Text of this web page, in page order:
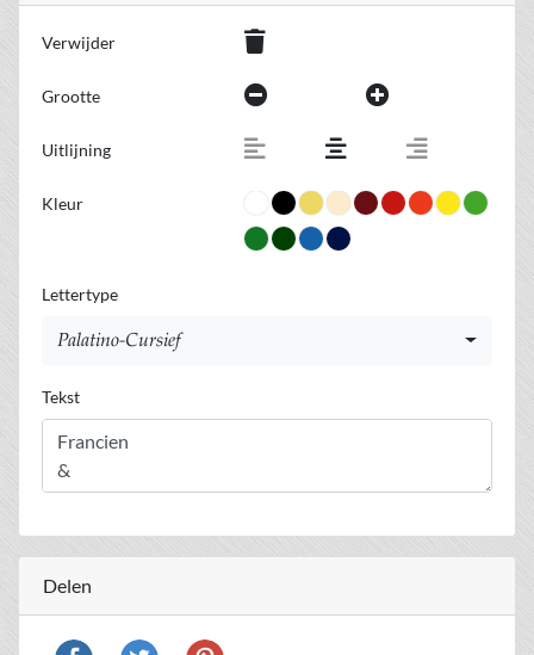
Verwijder
Grootte
Uitlijning
Kleur
Lettertype
Palatino-Cursief
Tekst
Delen